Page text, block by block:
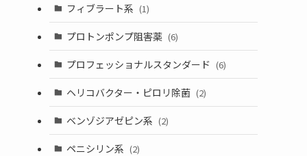
フィブラート系 (1)
プロトンポンプ阻害薬 (6)
プロフェッショナルスタンダード (6)
ヘリコバクター・ピロリ除菌 (2)
ベンゾジアゼピン系 (2)
ペニシリン系 (2)